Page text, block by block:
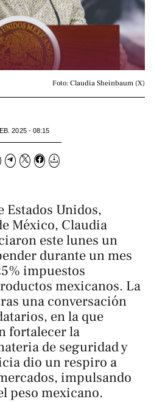
Foto: Claudia Sheinbaum (X)
2025 - 08:15
Estados Unidos,
México, Claudia
este lunes un
durante un mes
impuestos
mexicanos. La
una conversación
en la que
fortalecer la
de seguridad y
dio un respiro a
impulsando
peso mexicano.